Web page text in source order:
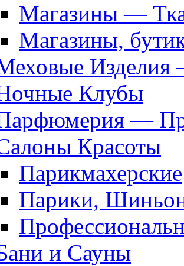
Магазины —
Магазины,
Изделия
Клубы
—
Красоты
Парикмахерские
Парики,
и Сауны